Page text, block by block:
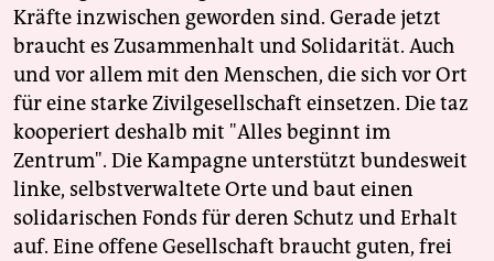
Kräfte inzwischen geworden sind. Gerade jetzt
braucht es Zusammenhalt und Solidarität. Auch
und vor allem mit den Menschen, die sich vor Ort
für eine starke Zivilgesellschaft einsetzen. Die taz
kooperiert deshalb mit "Alles beginnt im
Zentrum". Die Kampagne unterstützt bundesweit
linke, selbstverwaltete Orte und baut einen
solidarischen Fonds für deren Schutz und Erhalt
auf. Eine offene Gesellschaft braucht guten, frei